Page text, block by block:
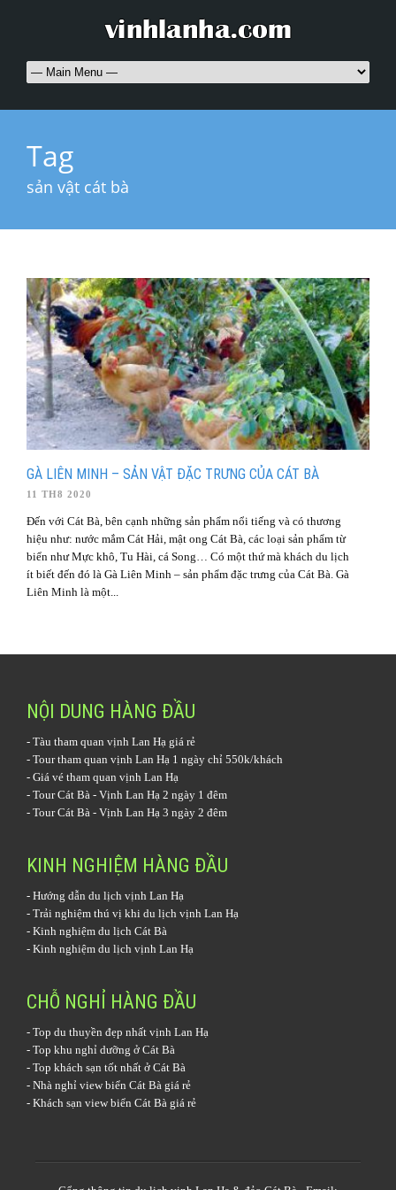
Tag
sản vật cát bà
GÀ LIÊN MINH – SẢN VẬT ĐẶC TRƯNG CỦA CÁT BÀ
11 TH8 2020
Đến với Cát Bà, bên cạnh những sản phẩm nổi tiếng và có thương
hiệu như: nước mắm Cát Hải, mật ong Cát Bà, các loại sản phẩm từ
biển như Mực khô, Tu Hài, cá Song… Có một thứ mà khách du lịch
ít biết đến đó là Gà Liên Minh – sản phẩm đặc trưng của Cát Bà. Gà
Liên Minh là một...
NỘI DUNG HÀNG ĐẦU
- Tàu tham quan vịnh Lan Hạ giá rẻ
- Tour tham quan vịnh Lan Hạ 1 ngày chỉ 550k/khách
- Giá vé tham quan vịnh Lan Hạ
- Tour Cát Bà - Vịnh Lan Hạ 2 ngày 1 đêm
- Tour Cát Bà - Vịnh Lan Hạ 3 ngày 2 đêm
KINH NGHIỆM HÀNG ĐẦU
- Hướng dẫn du lịch vịnh Lan Hạ
- Trải nghiệm thú vị khi du lịch vịnh Lan Hạ
- Kinh nghiệm du lịch Cát Bà
- Kinh nghiệm du lịch vịnh Lan Hạ
CHỖ NGHỈ HÀNG ĐẦU
- Top du thuyền đẹp nhất vịnh Lan Hạ
- Top khu nghỉ dưỡng ở Cát Bà
- Top khách sạn tốt nhất ở Cát Bà
- Nhà nghỉ view biển Cát Bà giá rẻ
- Khách sạn view biển Cát Bà giá rẻ